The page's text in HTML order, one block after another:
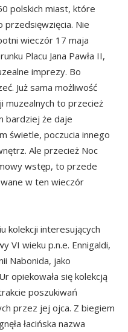
polskich miast, które
przedsięwzięcia. Nie
wieczór 17 maja
Placu Jana Pawła II,
imprezy. Bo
Już sama możliwość
muzealnych to przecież
bardziej że daje
świetle, poczucia innego
Ale przecież Noc
wstęp, to przede
w ten wieczór
kolekcji interesujących
VI wieku p.n.e. Ennigaldi,
Nabonida, jako
opiekowała się kolekcją
poszukiwań
przez jej ojca. Z biegiem
łacińska nazwa